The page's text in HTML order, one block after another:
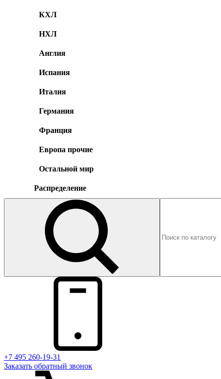
КХЛ
НХЛ
Англия
Испания
Италия
Германия
Франция
Европа прочие
Остальной мир
Распределение
+7 495 260-19-31
Заказать обратный звонок